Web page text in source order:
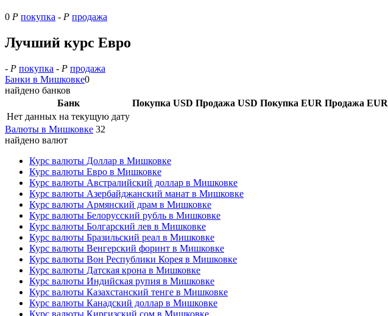
0 Р покупка - Р продажа
Лучший курс Евро
- Р покупка - Р продажа
Банки в Мишковке0
найдено банков
Банк
Покупка USD Продажа USD Покупка EUR Продажа EUR
Нет данных на текущую дату
Валюты в Мишковке 32
найдено валют
Курс валюты Доллар в Мишковке
Курс валюты Евро в Мишковке
Курс валюты Австралийский доллар в Мишковке
Курс валюты Азербайджанский манат в Мишковке
Курс валюты Армянский драм в Мишковке
Курс валюты Белорусский рубль в Мишковке
Курс валюты Болгарский лев в Мишковке
Курс валюты Бразильский реал в Мишковке
Курс валюты Венгерский форинт в Мишковке
Курс валюты Вон Республики Корея в Мишковке
Курс валюты Датская крона в Мишковке
Курс валюты Индийская рупия в Мишковке
Курс валюты Казахстанский тенге в Мишковке
Курс валюты Канадский доллар в Мишковке
Курс валюты Киргизский сом в Мишковке